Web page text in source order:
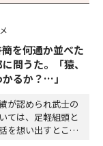
簡を何通か並べた
問うた。「猿、
るか？…」
が認められ武士の
ては、足軽組頭と
を想い出すとこん